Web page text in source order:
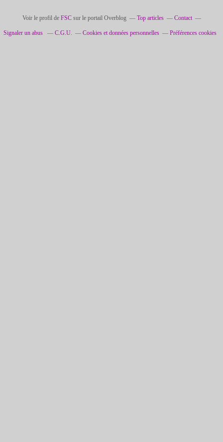
Voir le profil de FSCsur le portail Overblog Top articles Contact
Signaler un abus C.G.U. Cookies et données personnelles Préférences cookies